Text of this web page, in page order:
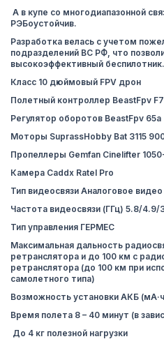
А в купе со многодиапазонной
РЭБоустойчив.
Разработка велась с учетом
подразделений ВС РФ, что
высокоэффективный беспилотник.
Класс 10 дюймовый FPV дрон
Полетный контроллер BeastFpv
Регулятор оборотов BeastFpv 65a
Моторы SuprassHobby Bat 3115
Пропеллеры Gemfan Cinelifter
Камера Caddx Ratel Pro
Тип видеосвязи Аналоговое видео
Частота видеосвязи (ГГц) 5.8/4.9/
Тип управления ГЕРМЕС
Максимальная дальность
ретранслятора и до 100 км с
ретранслятора (до 100 км при
самолетного типа)
Возможность установки АКБ
Время полета 8 – 40 минут (в
До 4 кг полезной нагрузки